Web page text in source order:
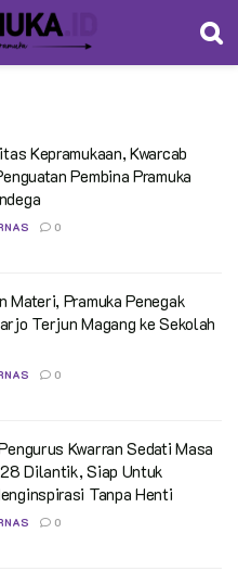
Kepramukaan, Kwarcab
Pembina Pramuka
0
Materi, Pramuka Penegak
Terjun Magang ke Sekolah
0
Kwarran Sedati Masa
Dilantik, Siap Untuk
Tanpa Henti
0